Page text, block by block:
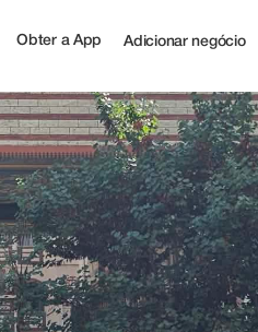
Obter a App Adicionar negócio